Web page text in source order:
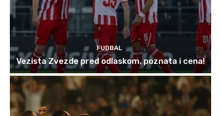
FUDBAL
Vezista Zvezde pred odlaskom, poznata i cena!